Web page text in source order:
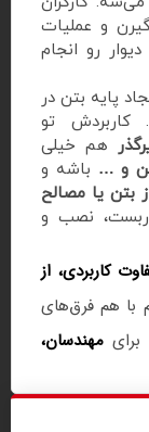
و عملیات
رو انجام
پایه بتن در
تو
هم خیلی
و … باشه و
بتن یا مصالح
نصب و
کاربردی، از
با هم فرق‌های
مهندسان،